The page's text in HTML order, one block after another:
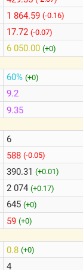
1 864.59 (-0.16)
17.72 (-0.07)
6 050.00 (+0)
60%(+0)
9.2
9.35
6
588(-0.05)
390.31(+0.01)
2 074(+0.17)
645(+0)
59(+0)
0.8(+0)
4